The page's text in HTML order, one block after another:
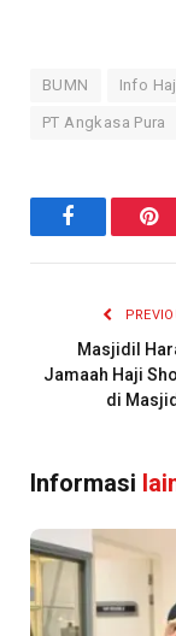
BUMN Info
PT Angkasa Pura
Facebook
Masjidil
Jamaah Haji
di
Informasi